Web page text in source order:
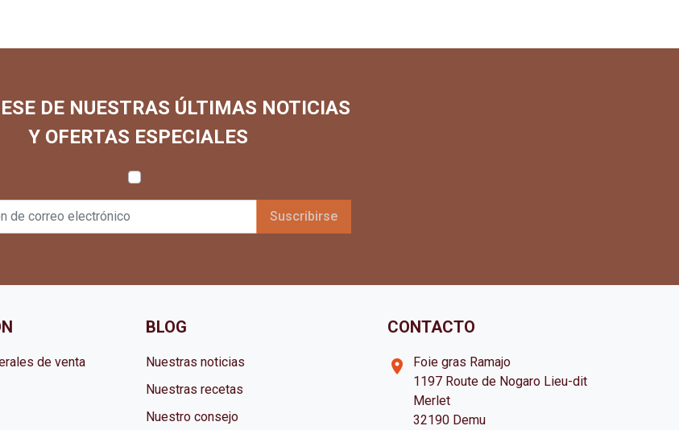
DE NUESTRAS ÚLTIMAS NOTICIAS
Y OFERTAS ESPECIALES
de venta
BLOG
Nuestras noticias
Nuestras recetas
Nuestro consejo
CONTACTO
room
Foie gras Ramajo
1197 Route de Nogaro Lieu-dit
Merlet
32190 Demu